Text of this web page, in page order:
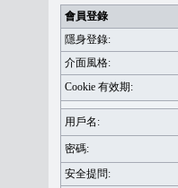
會員登錄
隱身登錄:
介面風格:
Cookie 有效期:
用戶名:
密碼:
安全提問: